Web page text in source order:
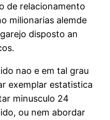
de relacionamento
milionarias alemde
disposto an
nao e em tal grau
exemplar estatistica
minusculo 24
ou nem abordar